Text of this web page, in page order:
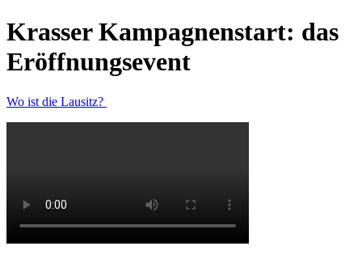
Krasser Kampagnenstart: das
Eröffnungsevent
Wo ist die Lausitz?